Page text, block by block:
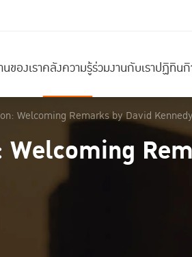
นของเราคลังความรู้ร่วมงานกับเราปฏิทิน
Welcoming Remarks by David Kennedy